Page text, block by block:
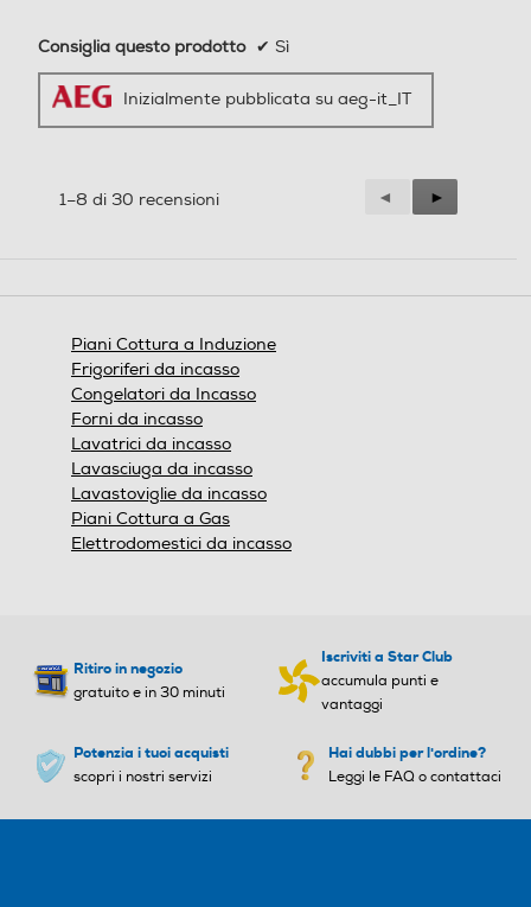
gallery image 1 of 12
gallery image 2 of 12
gallery image 3 of 12
gallery image 4 of 12
gallery image 7 of 12
gallery image 8 of 12
gallery image 9 of 12
gallery image 10 of 12
Consiglia questo prodotto ✔ Sì
Inizialmente pubblicata su aeg-it_IT
1–8 di 30 recensioni
Precedente
Reviews
◄
Successiva
Reviews
►
Piani Cottura a Induzione
Frigoriferi da incasso
Congelatori da Incasso
Forni da incasso
Lavatrici da incasso
Lavasciuga da incasso
Lavastoviglie da incasso
Piani Cottura a Gas
Elettrodomestici da incasso
Ritiro in negozio
gratuito e in 30 minuti
Iscriviti a Star Club
accumula punti e
vantaggi
Potenzia i tuoi acquisti
scopri i nostri servizi
Hai dubbi per l'ordine?
Leggi le FAQ o contattaci